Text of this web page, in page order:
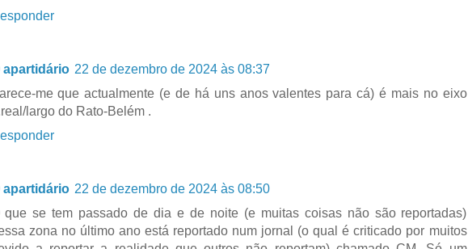
apartidário 22 de dezembro de 2024 às 08:37
me que actualmente (e de há uns anos valentes para cá) é mais no eixo
largo do Rato-Belém .
apartidário 22 de dezembro de 2024 às 08:50
que se tem passado de dia e de noite (e muitas coisas não são reportadas)
zona no último ano está reportado num jornal (o qual é criticado por muitos